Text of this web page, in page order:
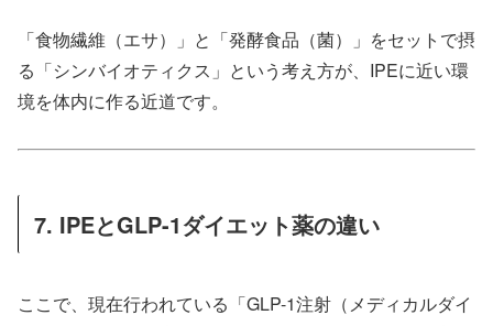
「食物繊維（エサ）」と「発酵食品（菌）」をセットで摂
る「シンバイオティクス」という考え方が、IPEに近い環
境を体内に作る近道です。
7. IPEとGLP-1ダイエット薬の違い
ここで、現在行われている「GLP-1注射（メディカルダイ